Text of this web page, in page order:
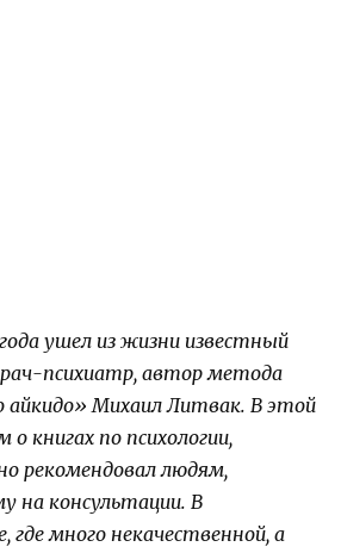
ушел из жизни известный
психиатр, автор метода
айкидо» Михаил Литвак. В этой
книгах по психологии,
рекомендовал людям,
на консультации. В
где много некачественной, а